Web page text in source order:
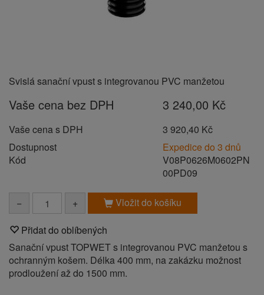
Svislá sanační vpust s integrovanou PVC manžetou
Vaše cena bez DPH 3 240,00 Kč
Vaše cena s DPH
3 920,40 Kč
Dostupnost
Expedice do 3 dnů
Kód
V08P0626M0602PN
00PD09
− + Vložit do košíku
Přidat do oblíbených
Sanační vpust TOPWET s integrovanou PVC manžetou s
ochranným košem. Délka 400 mm, na zakázku možnost
prodloužení až do 1500 mm.